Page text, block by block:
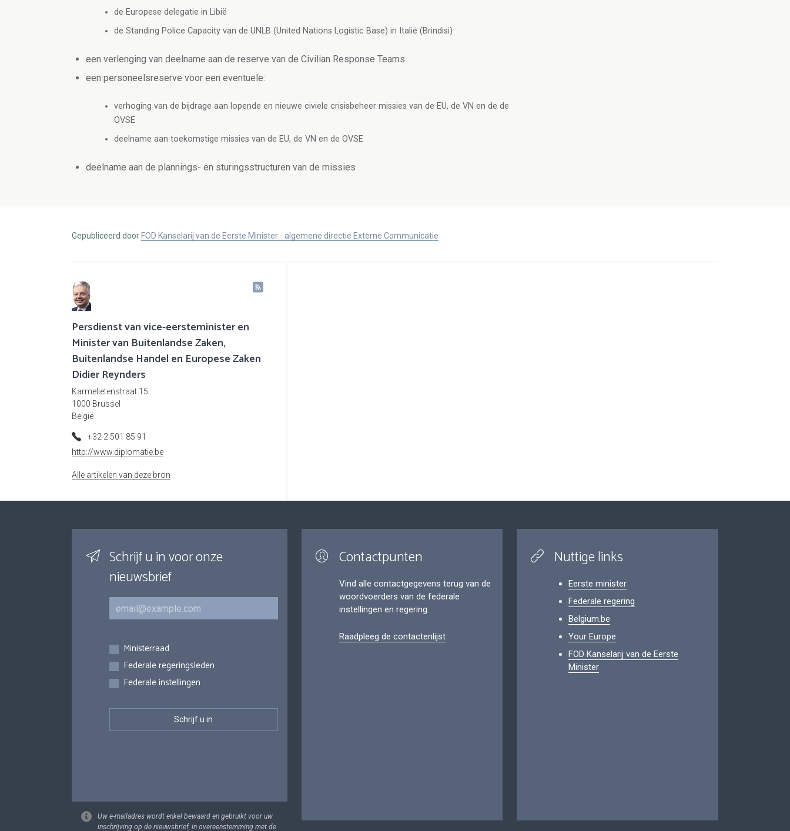
de Europese delegatie in Libië
de Standing Police Capacity van de UNLB (United Nations Logistic Base) in Italië (Brindisi)
een verlenging van deelname aan de reserve van de Civilian Response Teams
een personeelsreserve voor een eventuele:
verhoging van de bijdrage aan lopende en nieuwe civiele crisisbeheer missies van de EU, de VN en de de
OVSE
deelname aan toekomstige missies van de EU, de VN en de OVSE
deelname aan de plannings- en sturingsstructuren van de missies
Gepubliceerd door FOD Kanselarij van de Eerste Minister - algemene directie Externe Communicatie
Persdienst van vice-eersteminister en
Minister van Buitenlandse Zaken,
Buitenlandse Handel en Europese Zaken
Didier Reynders
Karmelietenstraat 15
1000 Brussel
België
+32 2 501 85 91
http://www.diplomatie.be
Alle artikelen van deze bron
Schrijf u in voor onze
nieuwsbrief
E-mail
Inschrijvingen
Ministerraad
Federale regeringsleden
Federale instellingen
Uw e-mailadres wordt enkel bewaard en gebruikt voor uw
inschrijving op de nieuwsbrief, in overeenstemming met de
Contactpunten
Vind alle contactgegevens terug van de
woordvoerders van de federale
instellingen en regering.
Raadpleeg de contactenlijst
Nuttige links
Eerste minister
Federale regering
Belgium.be
Your Europe
FOD Kanselarij van de Eerste
Minister